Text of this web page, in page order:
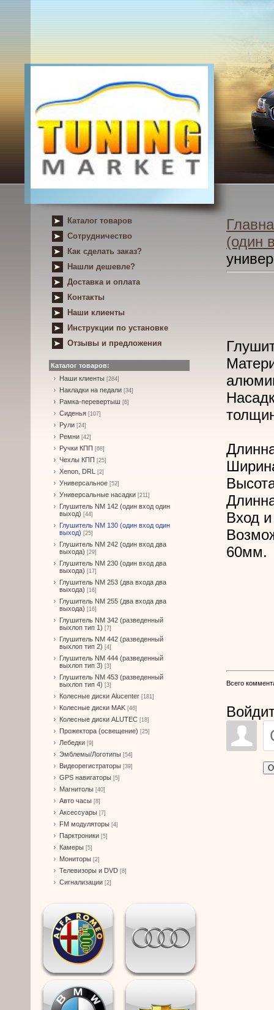
Каталог товаров
Сотрудничество
Как сделать заказ?
Нашли дешевле?
Доставка и оплата
Контакты
Наши клиенты
Инструкции по установке
Отзывы и предложения
Каталог товаров:
Наши клиенты [284]
Накладки на педали [34]
Рамка-перевертыш [6]
Сиденья [107]
Рули [24]
Ремни [42]
Ручки КПП [68]
Чехлы КПП [25]
Xenon, DRL [2]
Универсальное [52]
Универсальные насадки [211]
Глушитель NM 142 (один вход один
выход) [44]
Глушитель NM 130 (один вход один
выход) [25]
Глушитель NM 242 (один вход два
выхода) [29]
Глушитель NM 230 (один вход два
выхода) [17]
Глушитель NM 253 (два входа два
выхода) [16]
Глушитель NM 255 (два входа два
выхода) [16]
Глушитель NM 342 (разведенный
выхлоп тип 1) [7]
Глушитель NM 442 (разведенный
выхлоп тип 2) [4]
Глушитель NM 444 (разведенный
выхлоп тип 3) [3]
Глушитель NM 453 (разведенный
выхлоп тип 4) [3]
Колесные диски Alucenter [181]
Колесные диски MAK [46]
Колесные диски ALUTEC [18]
Прожектора (освещение) [25]
Лебедки [9]
Эмблемы/Логотипы [54]
Видеорегистраторы [39]
GPS навигаторы [5]
Магнитолы [40]
Авто часы [8]
Аксессуары [7]
FM модуляторы [4]
Парктроники [5]
Камеры [5]
Мониторы [2]
Телевизоры и DVD [8]
Сигнализации [2]
(один
Вход
60мм.
Всего